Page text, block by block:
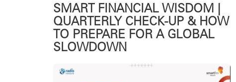
SMART FINANCIAL WISDOM |
QUARTERLY CHECK-UP & HOW
TO PREPARE FOR A GLOBAL
SLOWDOWN